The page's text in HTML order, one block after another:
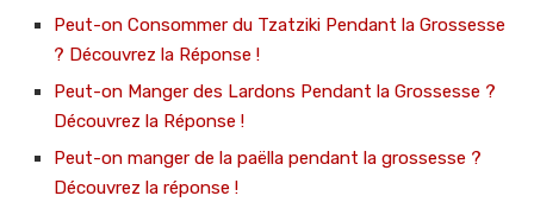
Peut-on Consommer du Tzatziki Pendant la Grossesse
? Découvrez la Réponse !
Peut-on Manger des Lardons Pendant la Grossesse ?
Découvrez la Réponse !
Peut-on manger de la paëlla pendant la grossesse ?
Découvrez la réponse !